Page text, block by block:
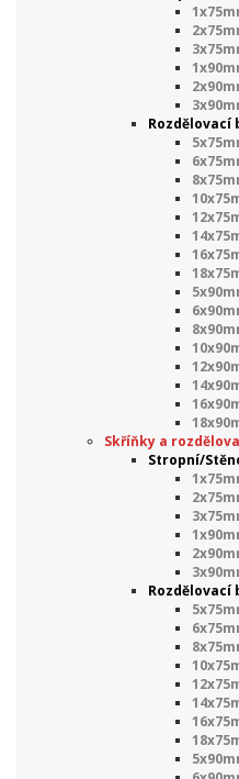
Rozdělovací
Skříňky a
Stropní/
Rozdělovací